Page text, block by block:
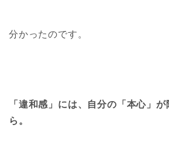
分かったのです。
「違和感」には、自分の「本心」
ら。